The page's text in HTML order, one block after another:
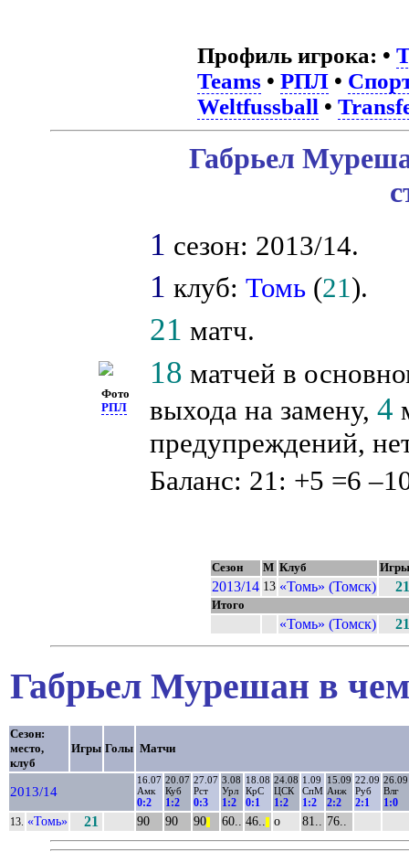
Профиль игрока: •
Teams • РПЛ•
Weltfussball •
Фото
РПЛ
Габрьел
1 сезон: 2013/14.
1 клуб:Томь (21).
21 матч.
18 матчей в
выхода на замену,4
предупреждений,
Баланс: 21: +5 =6
Сезон М Клуб Игры
2013/14 13 «Томь» (Томск) 21
Итого
«Томь» (Томск) 21
Габрьел Мурешан в
Сезон:
место,
клуб
Игры Голы Матчи
2013/14
16.07
Амк
0:2
20.07
Куб
1:2
27.07
Рст
0:3
3.08
Урл
1:2
18.08
КрС
0:1
24.08
ЦСК
1:2
1.09
СпМ
1:2
15.09
Анж
2:2
22.09
Руб
2:1
26.09
Влг
1:0
13. «Томь» 21 90 90 90 60.. 46.. о 81.. 76..